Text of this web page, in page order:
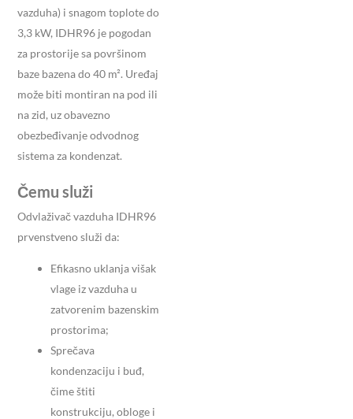
vazduha) i snagom toplote do
3,3 kW, IDHR96 je pogodan
za prostorije sa površinom
baze bazena do 40 m². Uređaj
može biti montiran na pod ili
na zid, uz obavezno
obezbeđivanje odvodnog
sistema za kondenzat.
Čemu služi
Odvlaživač vazduha IDHR96
prvenstveno služi da:
Efikasno uklanja višak
vlage iz vazduha u
zatvorenim bazenskim
prostorima;
Sprečava
kondenzaciju i buđ,
čime štiti
konstrukciju, obloge i